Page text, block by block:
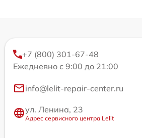
+7 (800) 301-67-48
Ежедневно с 9:00 до 21:00
info@lelit-repair-center.ru
ул. Ленина, 23
Адрес сервисного центра Lelit